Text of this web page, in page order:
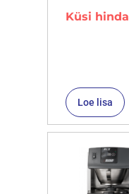
Küsi hinda
Loe lisa